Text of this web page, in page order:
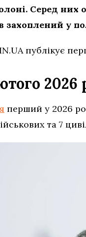
Серед них
захоплений у
публікує
2026
перший у 2026
та 7